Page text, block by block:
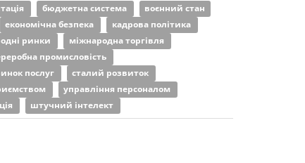
бюджетна система
воєнний стан
економічна безпека
кадрова політика
ринки
міжнародна торгівля
промисловість
послуг
сталий розвиток
управління персоналом
штучний інтелект